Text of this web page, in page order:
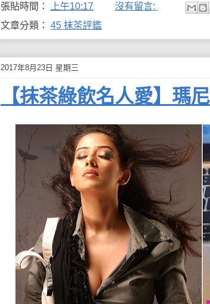
張貼時間： 上午10:17
沒有留言:
文章分類： 45 抹茶評鑑
2017年8月23日 星期三
【抹茶綠飲名人愛】瑪